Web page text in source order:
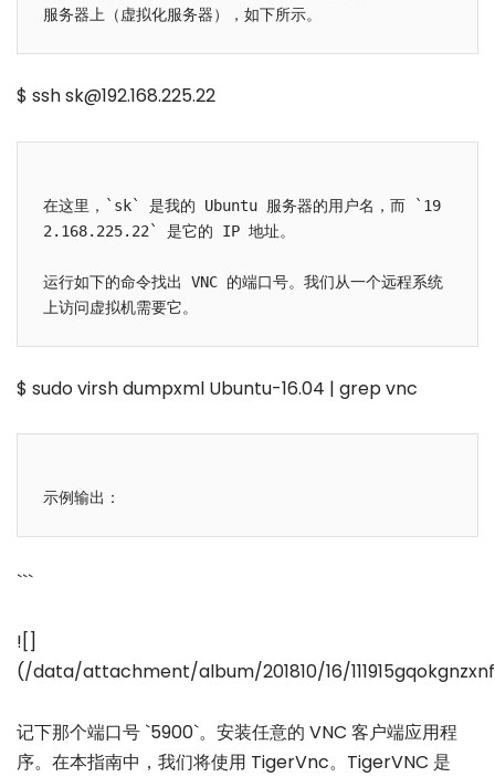
$ ssh sk@192.168.225.22
在这里，`sk` 是我的 Ubuntu 服务器的用户名，而 `19
2.168.225.22` 是它的 IP 地址。
运行如下的命令找出 VNC 的端口号。我们从一个远程系统
$ sudo virsh dumpxml Ubuntu-16.04 | grep vnc
```
![]
(/data/attachment/album/201810/16/
记下那个端口号 `5900`。安装任意的 VNC 客户端应用程
序。在本指南中，我们将使用 TigerVnc。TigerVNC 是